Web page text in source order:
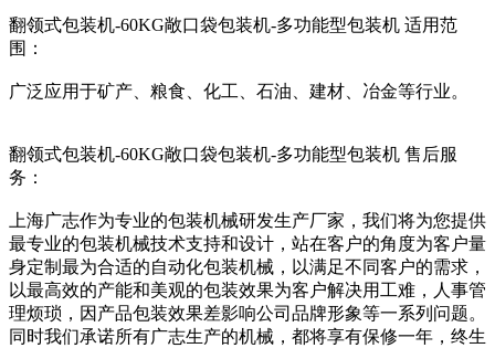
翻领式包装机-60KG敞口袋包装机-多功能型包装机 适用范
围：
广泛应用于矿产、粮食、化工、石油、建材、冶金等行业。
翻领式包装机-60KG敞口袋包装机-多功能型包装机 售后服
务：
上海广志作为专业的包装机械研发生产厂家，我们将为您提供
最专业的包装机械技术支持和设计，站在客户的角度为客户量
身定制最为合适的自动化包装机械，以满足不同客户的需求，
以最高效的产能和美观的包装效果为客户解决用工难，人事管
理烦琐，因产品包装效果差影响公司品牌形象等一系列问题。
同时我们承诺所有广志生产的机械，都将享有保修一年，终生